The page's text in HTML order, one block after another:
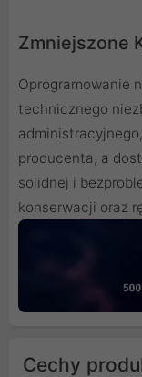
Zmniejszone
Oprogramowanie
technicznego
producenta, a
solidnej i
konserwacji oraz
Cechy